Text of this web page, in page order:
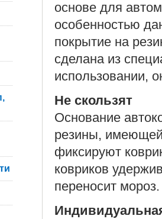
основе для
особенностью
покрытие на
сделана из
использовании,
Не скользят
Основание
резины,
фиксируют
ковриков
переносит мороз.